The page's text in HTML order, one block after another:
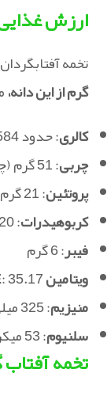
ارزش
تخمه
گرم از این دانه،
کالری: حدود 584 کالری
چربی: 51 گرم (چربی‌های سالم)
پروتئین: 21 گرم
کربوهیدرات: 20 گرم
فیبر: 6 گرم
ویتامین E: 35.17 میلی‌گرم
منیزیم: 325 میلی‌گرم
سلنیوم: 53 میکروگرم
تخمه آفتاب